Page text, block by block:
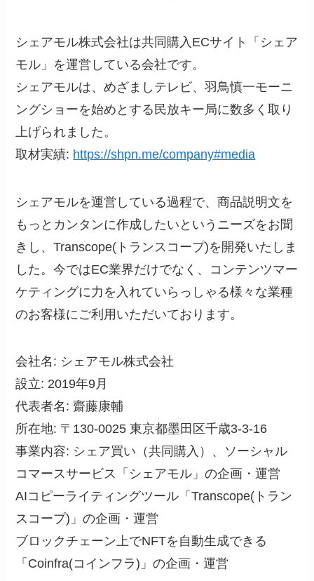
シェアモル株式会社は共同購入ECサイト「シェア
モル」を運営している会社です。
シェアモルは、めざましテレビ、羽鳥慎一モーニ
ングショーを始めとする民放キー局に数多く取り
上げられました。
取材実績: https://shpn.me/company#media
シェアモルを運営している過程で、商品説明文を
もっとカンタンに作成したいというニーズをお聞
きし、Transcope(トランスコープ)を開発いたしま
した。今ではEC業界だけでなく、コンテンツマー
ケティングに力を入れていらっしゃる様々な業種
のお客様にご利用いただいております。
会社名: シェアモル株式会社
設立: 2019年9月
代表者名: 齋藤康輔
所在地: 〒130-0025 東京都墨田区千歳3-3-16
事業内容: シェア買い（共同購入）、ソーシャル
コマースサービス「シェアモル」の企画・運営
AIコピーライティングツール「Transcope(トラン
スコープ)」の企画・運営
ブロックチェーン上でNFTを自動生成できる
「Coinfra(コインフラ)」の企画・運営